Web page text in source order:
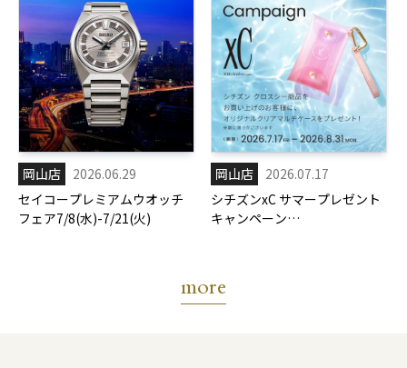
岡山店
2026.06.29
セイコープレミアムウオッチ
フェア7/8(水)-7/21(火)
岡山店
2026.07.17
シチズンxC サマープレゼント
キャンペーン
more